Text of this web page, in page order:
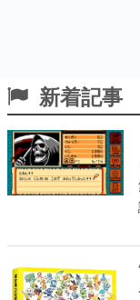
新着記事